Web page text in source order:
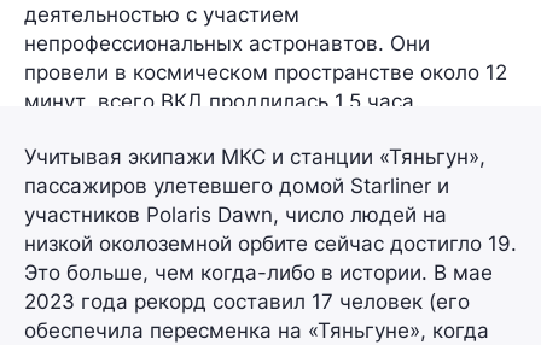
деятельностью с участием
непрофессиональных астронавтов. Они
провели в космическом пространстве около 12
минут , всего ВКД продлилась 1,5 часа
Учитывая экипажи МКС и станции «Тяньгун»,
пассажиров улетевшего домой Starliner и
участников Polaris Dawn, число людей на
низкой околоземной орбите сейчас достигло 19.
Это больше, чем когда-либо в истории. В мае
2023 года рекорд составил 17 человек (его
обеспечила пересменка на «Тяньгуне», когда